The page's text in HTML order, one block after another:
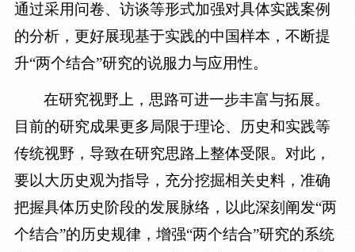
通过采用问卷、访谈等形式加强对具体实践案例
的分析，更好展现基于实践的中国样本，不断提
升“两个结合”研究的说服力与应用性。
在研究视野上，思路可进一步丰富与拓展。
目前的研究成果更多局限于理论、历史和实践等
传统视野，导致在研究思路上整体受限。对此，
要以大历史观为指导，充分挖掘相关史料，准确
把握具体历史阶段的发展脉络，以此深刻阐发“两
个结合”的历史规律，增强“两个结合”研究的系统